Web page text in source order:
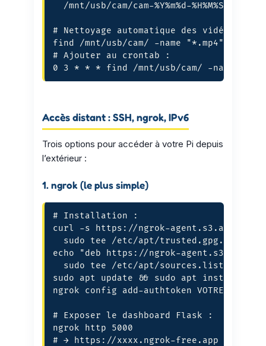
  /mnt/usb/cam/cam-%Y%m%d-%H%M%S.mp4
# Nettoyage automatique des vidéos >
find /mnt/usb/cam/ -name "*.mp4" -
# Ajouter au crontab :
0 3 * * * find /mnt/usb/cam/ -name
Accès distant : SSH, ngrok, IPv6
Trois options pour accéder à votre Pi depuis
l’extérieur :
1. ngrok (le plus simple)
# Installation :
curl -s https://ngrok-
sudo tee /etc/apt/trusted.gpg.d/
echo "deb https://ngrok-
sudo tee /etc/apt/sources.list.d/
sudo apt update && sudo apt install
ngrok config add-authtoken VOTRE_TOKEN
# Exposer le dashboard Flask :
ngrok http 5000
# → https://xxxx.ngrok-free.app